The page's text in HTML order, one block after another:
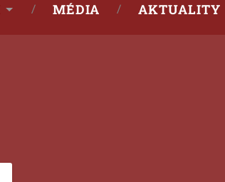
MÉDIA AKTUALITY